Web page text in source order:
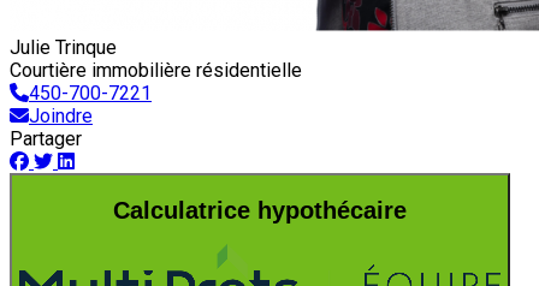
Julie Trinque
Courtière immobilière résidentielle
450-700-7221
Joindre
Partager
Calculatrice hypothécaire